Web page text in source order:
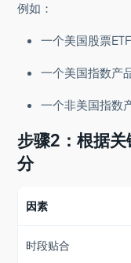
例如：
一个美国股票ETF
一个美国指数产
一个非美国指数
步骤2：根据
分
因素
时段贴合